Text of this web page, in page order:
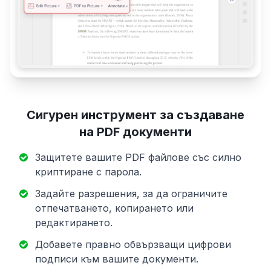
Сигурен инструмент за създаване
на PDF документи
Защитете вашите PDF файлове със силно
криптиране с парола.
Задайте разрешения, за да ограничите
отпечатването, копирането или
редактирането.
Добавете правно обвързващи цифрови
подписи към вашите документи.